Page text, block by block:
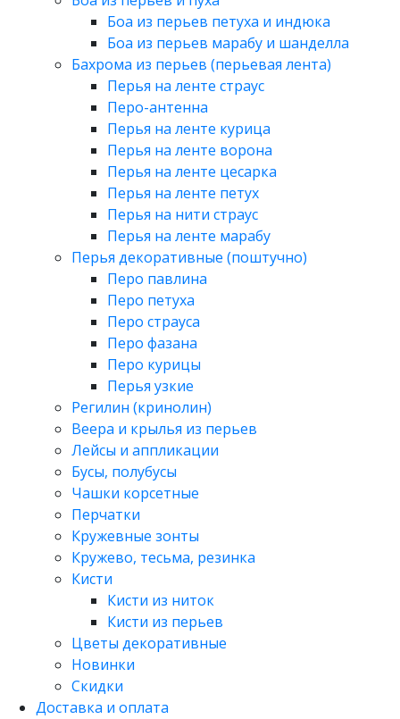
Боа из перьев петуха и индюка
Боа из перьев марабу и шанделла
Бахрома из перьев (перьевая лента)
Перья на ленте страус
Перо-антенна
Перья на ленте курица
Перья на ленте ворона
Перья на ленте цесарка
Перья на ленте петух
Перья на нити страус
Перья на ленте марабу
Перья декоративные (поштучно)
Перо павлина
Перо петуха
Перо страуса
Перо фазана
Перо курицы
Перья узкие
Регилин (кринолин)
Веера и крылья из перьев
Лейсы и аппликации
Бусы, полубусы
Чашки корсетные
Перчатки
Кружевные зонты
Кружево, тесьма, резинка
Кисти
Кисти из ниток
Кисти из перьев
Цветы декоративные
Новинки
Скидки
Доставка и оплата